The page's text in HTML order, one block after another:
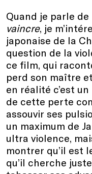
Quand je parle
vaincre, je
japonaise de la
question de la
ce film, qui
perd son maître
en réalité c’est
de cette perte
assouvir ses
un maximum de
ultra violence,
montrer qu’il est
qu’il cherche